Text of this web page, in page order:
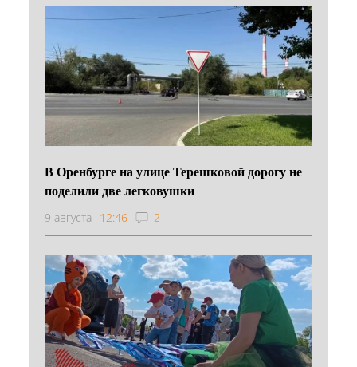
В Оренбурге на улице Терешковой дорогу не
поделили две легковушки
9 августа 12:46 2